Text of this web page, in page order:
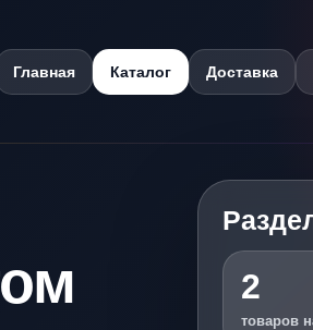
Главная Каталог Доставка
2
товаров